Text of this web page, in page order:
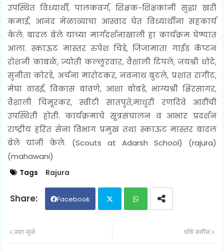
उपस्थित विध्यार्थी, पालकवर्ग, शिक्षक-शिक्षकांनी सुद्धा खरी
कमाई, आनंद मेळाव्याचा आस्वाद घेत विध्यार्थीना सहकार्य
केले. बादल बेले यांच्या मार्गदर्शनाखाली हा कार्यक्रम घेण्यात
आला. स्काऊट मास्तर रुपेश चिडे, जिजामाता गाईड कॅप्टन
रोशनी कांबळे, ज्योती कल्लूरवार, वैशाली टिपले, जयश्री धोटे,
सुनीता कोरडे, अर्चना मारोटकर, नवनाथ बुटले, प्रशांत रागीट,
मेघा वाढई, विकास बावणे, आशा बोबडे, भाग्यश्री क्षिरसागर,
वैशाली चिमूरकर, स्वीटी सातपुते,माधुरी रणदिवे आदींची
उपस्थिती होती. कार्यक्रमाचे सूत्रसंचालन व आभार प्रदर्शन
राष्ट्रीय हरित सेना विभाग प्रमुख तथा स्काऊट मास्तर बादल
बेले यांनी केले. (Scouts at Adarsh School) (rajura)
(mahawani)
Tags Rajura
Facebook
थोडे नवीन
जरा जुने